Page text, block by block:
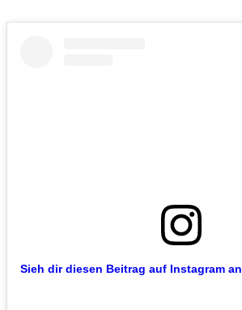
Sieh dir diesen Beitrag auf Instagram an